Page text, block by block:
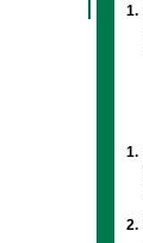
1.
1.
2.